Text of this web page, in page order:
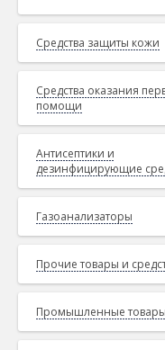
Средства защиты кожи
Средства оказания
помощи
Антисептики и
дезинфицирующие
Газоанализаторы
Прочие товары и
Промышленные товары